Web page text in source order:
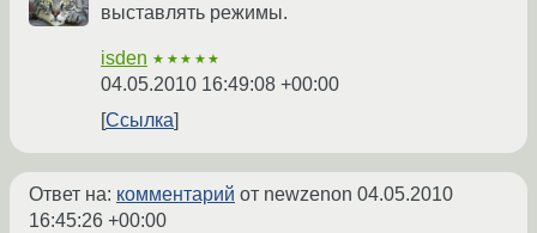
выставлять режимы.
isden ★★★★★
04.05.2010 16:49:08 +00:00
Ссылка
Ответ на: комментарий от newzenon 04.05.2010
16:45:26 +00:00